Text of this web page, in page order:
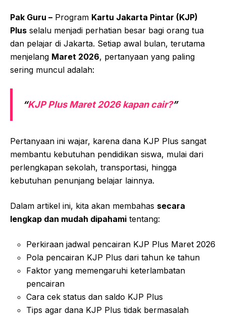
Pak Guru – Program Kartu Jakarta Pintar (KJP)
Plus selalu menjadi perhatian besar bagi orang tua
dan pelajar di Jakarta. Setiap awal bulan, terutama
menjelang Maret 2026, pertanyaan yang paling
sering muncul adalah:
“KJP Plus Maret 2026 kapan cair?”
Pertanyaan ini wajar, karena dana KJP Plus sangat
membantu kebutuhan pendidikan siswa, mulai dari
perlengkapan sekolah, transportasi, hingga
kebutuhan penunjang belajar lainnya.
Dalam artikel ini, kita akan membahas secara
lengkap dan mudah dipahami tentang:
Perkiraan jadwal pencairan KJP Plus Maret 2026
Pola pencairan KJP Plus dari tahun ke tahun
Faktor yang memengaruhi keterlambatan
pencairan
Cara cek status dan saldo KJP Plus
Tips agar dana KJP Plus tidak bermasalah